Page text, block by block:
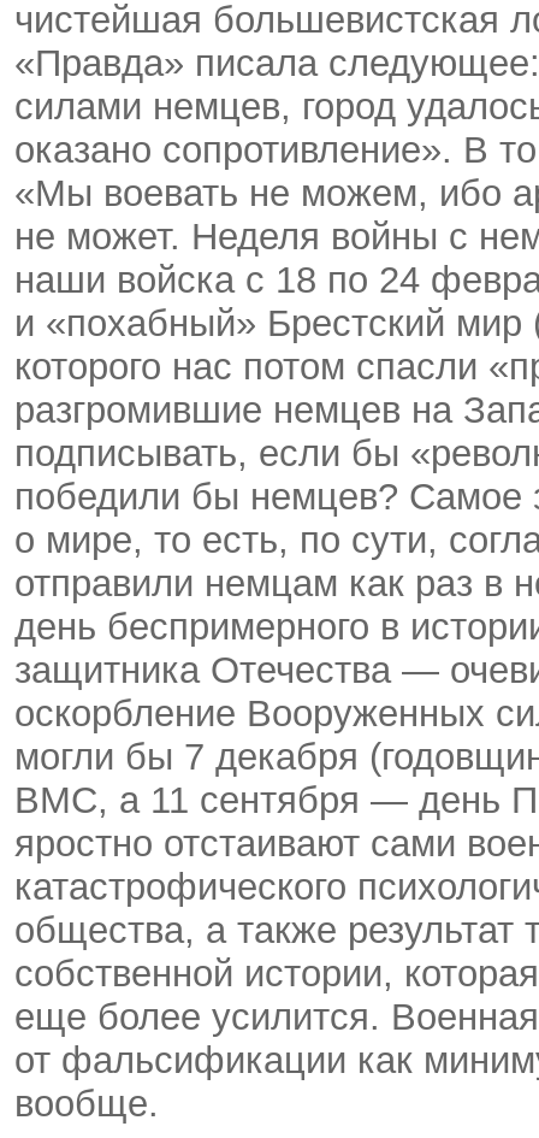
чистейшая большевистская
«Правда» писала
силами немцев, город
оказано сопротивление». В
«Мы воевать не можем, ибо
не может. Неделя войны с
наши войска с 18 по 24
и «похабный» Брестский мир
которого нас потом спасли
разгромившие немцев на
подписывать, если бы
победили бы немцев? Самое
о мире, то есть, по сути,
отправили немцам как раз в
день беспримерного в
защитника Отечества —
оскорбление Вооруженных
могли бы 7 декабря
ВМС, а 11 сентября — день
яростно отстаивают сами
катастрофического
общества, а также
собственной истории,
еще более усилится.
от фальсификации как
вообще.